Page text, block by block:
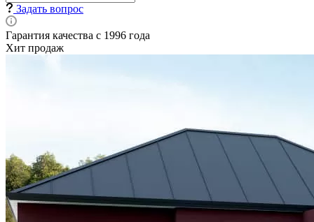
Задать вопрос
Гарантия качества с 1996 года
Хит продаж